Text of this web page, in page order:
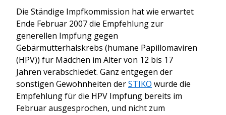
Die Ständige Impfkommission hat wie erwartet
Ende Februar 2007 die Empfehlung zur
generellen Impfung gegen
Gebärmutterhalskrebs (humane Papillomaviren
(HPV)) für Mädchen im Alter von 12 bis 17
Jahren verabschiedet. Ganz entgegen der
sonstigen Gewohnheiten derSTIKO wurde die
Empfehlung für die HPV Impfung bereits im
Februar ausgesprochen, und nicht zum